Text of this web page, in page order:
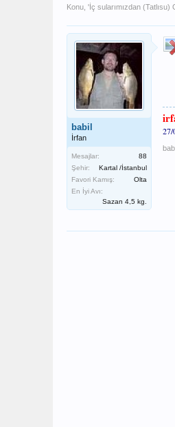
Konu, 'İç sularımızdan (Tatlısu)
babil
İrfan
Mesajlar:
88
Şehir:
Kartal /İstanbul
Favori Kamış:
Olta
En İyi Avı:
Sazan 4,5 kg.
27/